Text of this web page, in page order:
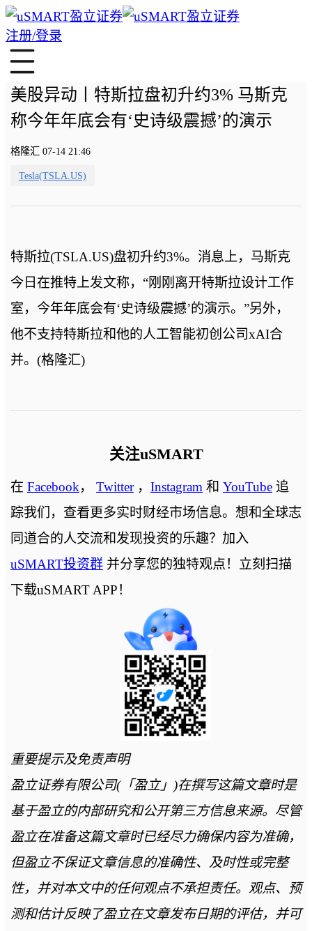
注册/登录
美股异动丨特斯拉盘初升约3% 马斯克
称今年年底会有‘史诗级震撼’的演示
格隆汇 07-14 21:46
Tesla(TSLA.US)
特斯拉(TSLA.US)盘初升约3%。消息上，马斯克
今日在推特上发文称，“刚刚离开特斯拉设计工作
室，今年年底会有‘史诗级震撼’的演示。”另外，
他不支持特斯拉和他的人工智能初创公司xAI合
并。(格隆汇)
关注uSMART
在 Facebook， Twitter， Instagram和 YouTube追
踪我们，查看更多实时财经市场信息。想和全球志
同道合的人交流和发现投资的乐趣？加入
uSMART投资群并分享您的独特观点！立刻扫描
下载uSMART APP！
重要提示及免责声明
盈立证券有限公司(「盈立」)在撰写这篇文章时是
基于盈立的内部研究和公开第三方信息来源。尽管
盈立在准备这篇文章时已经尽力确保内容为准确，
但盈立不保证文章信息的准确性、及时性或完整
性，并对本文中的任何观点不承担责任。观点、预
测和估计反映了盈立在文章发布日期的评估，并可